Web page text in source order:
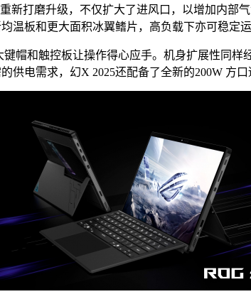
新打磨升级，不仅扩大了进风口，以增加内部
温板和更大面积冰翼鳍片，高负载下亦可稳定运
和触控板让操作得心应手。机身扩展性同样
电需求，幻X 2025还配备了全新的200W 方口